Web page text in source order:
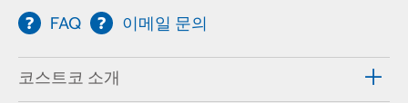
FAQ 이메일 문의
코스트코 소개